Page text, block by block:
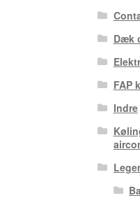
Dæk
FAP
Indre